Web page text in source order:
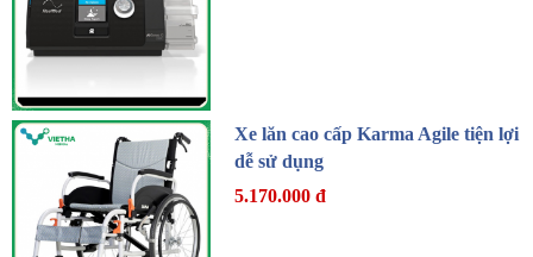
Xe lăn cao cấp Karma Agile tiện lợi
dễ sử dụng
5.170.000 đ